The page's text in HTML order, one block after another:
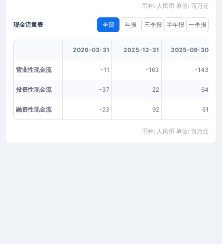
币种: 人民币 单位: 百万元
现金流量表 全部 年报 三季报 半年报 一季报
2026-03-31 2025-12-31 2025-09-30
营业性现金流 -11 -163 -143
投资性现金流 -37 22 64
融资性现金流 -23 92 61
币种: 人民币 单位: 百万元